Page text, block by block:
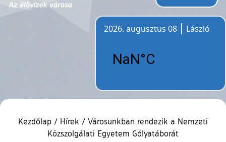
2026. augusztus 08
László
Kezdőlap / Hírek / Városunkban rendezik a Nemzeti
Közszolgálati Egyetem Gólyatáborát